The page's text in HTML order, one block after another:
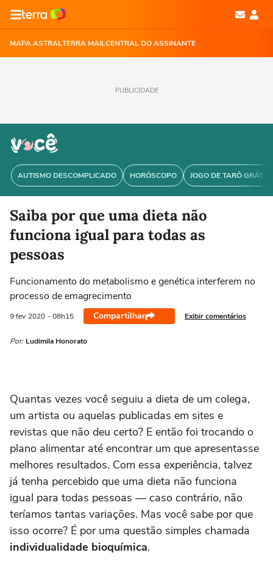
MAPA ASTRALTERRA MAILCENTRAL DO ASSINANTE
PUBLICIDADE
AUTISMO DESCOMPLICADO HORÓSCOPO JOGO DE TARÔ GRÁTIS
Saiba por que uma dieta não
funciona igual para todas as
pessoas
Funcionamento do metabolismo e genética interferem no
processo de emagrecimento
9 fev 2020 - 08h15 Compartilhar Exibir comentários
Por: Ludimila Honorato
Quantas vezes você seguiu a dieta de um colega,
um artista ou aquelas publicadas em sites e
revistas que não deu certo? E então foi trocando o
plano alimentar até encontrar um que apresentasse
melhores resultados. Com essa experiência, talvez
já tenha percebido que uma dieta não funciona
igual para todas pessoas — caso contrário, não
teríamos tantas variações. Mas você sabe por que
isso ocorre? É por uma questão simples chamada
individualidade bioquímica.